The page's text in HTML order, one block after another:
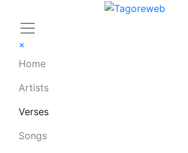
×
Home
Artists
Verses
Songs